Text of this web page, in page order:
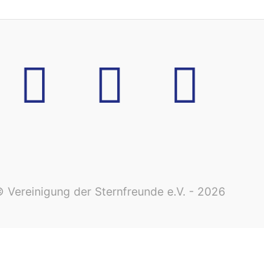
Vereinigung der Sternfreunde e.V. - 2026